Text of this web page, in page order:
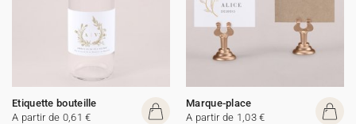
Etiquette bouteille
A partir de 0,61 €
Marque-place
A partir de 1,03 €